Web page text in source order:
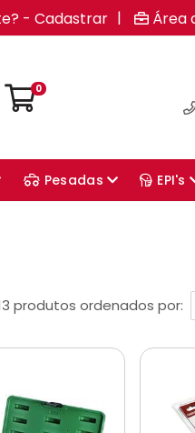
- Cadastrar | Área
0
Pesadas EPI's
produtos ordenados por: